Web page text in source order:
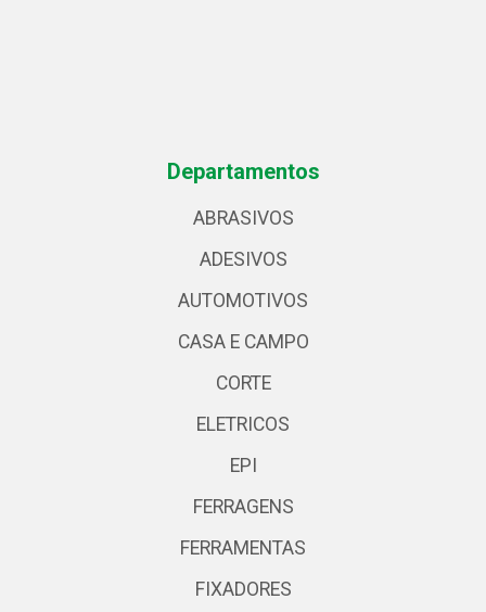
Departamentos
ABRASIVOS
ADESIVOS
AUTOMOTIVOS
CASA E CAMPO
CORTE
ELETRICOS
EPI
FERRAGENS
FERRAMENTAS
FIXADORES